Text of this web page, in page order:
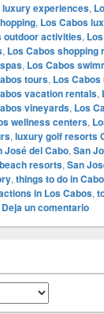
luxury experiences,
, Los Cabos
outdoor activities,
, Los Cabos shopping
, Los Cabos
tours, Los
vacation rentals,
vineyards, Los
wellness centers,
, luxury golf resorts
José del Cabo, San
resorts, San
, things to do in
in Los Cabos,
Deja un comentario